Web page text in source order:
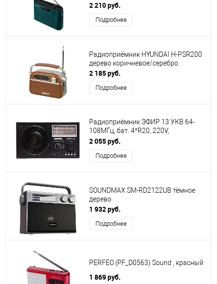
2 210 руб.
Подробнее
Радиоприёмник HYUNDAI H-PSR200
дерево коричневое/серебро
2 185 руб.
Подробнее
Радиоприёмник ЭФИР 13 УКВ 64-
108МГц, бат. 4*R20, 220V,
USB/SD/microSD/AUX
2 055 руб.
Подробнее
SOUNDMAX SM-RD2122UB тёмное
дерево
1 932 руб.
Подробнее
PERFEO (PF_D0563) Sound , красный
1 869 руб.